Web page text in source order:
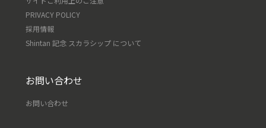
PRIVACY POLICY
採用情報
Shintan 記念 スカラシップ について
お問い合わせ
お問い合わせ